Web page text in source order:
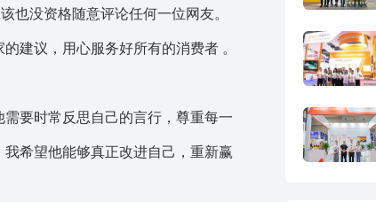
也没资格随意评论任何一位网友。
建议，用心服务好所有的消费者 。
要时常反思自己的言行，尊重每一
希望他能够真正改进自己，重新赢